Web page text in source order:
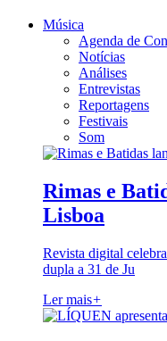
Música
Agenda de
Notícias
Análises
Entrevistas
Reportagens
Festivais
Som
Rimas e
Lisboa
Revista digital
dupla a 31 de Ju
Ler mais+